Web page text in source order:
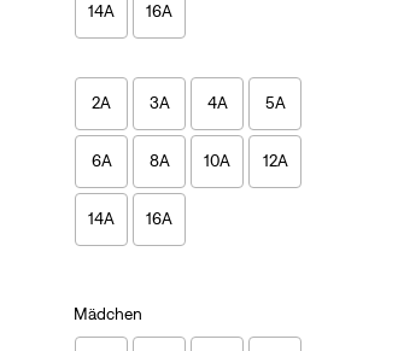
14A 16A
2A 3A 4A 5A
6A 8A 10A 12A
14A 16A
Mädchen